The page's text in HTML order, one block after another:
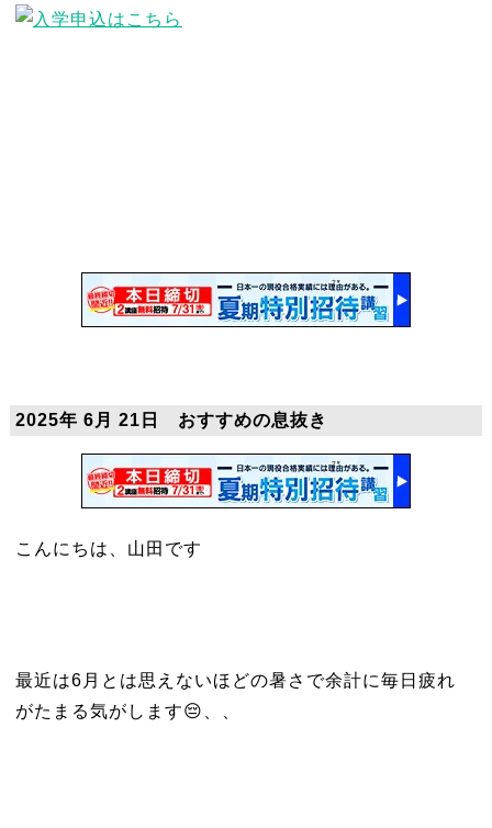
2025年 6月 21日 おすすめの息抜き
こんにちは、山田です
最近は6月とは思えないほどの暑さで余計に毎日疲れ
がたまる気がします😔、、